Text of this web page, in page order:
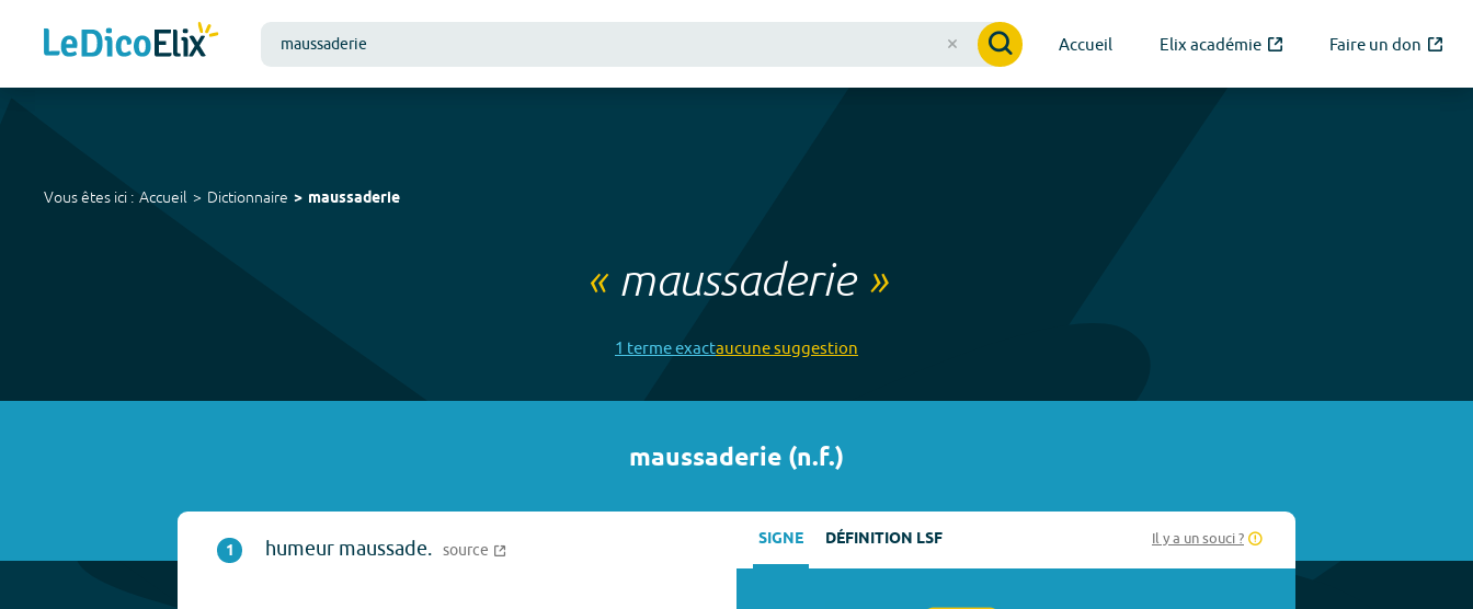
Accueil Elix académie Faire un don
Vous êtes ici : Accueil Dictionnaire maussaderie
« maussaderie»
1 termeexactaucunesuggestion
maussaderie (n.f.)
1 humeur maussade. source SIGNE DÉFINITION LSF Il y a un souci ?